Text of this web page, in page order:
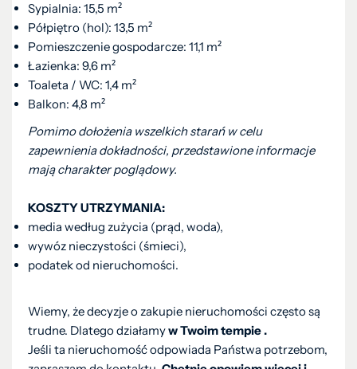
Sypialnia: 15,5 m²
Półpiętro (hol): 13,5 m²
Pomieszczenie gospodarcze: 11,1 m²
Łazienka: 9,6 m²
Toaleta / WC: 1,4 m²
Balkon: 4,8 m²
Pomimo dołożenia wszelkich starań w celu
zapewnienia dokładności, przedstawione informacje
mają charakter poglądowy.
KOSZTY UTRZYMANIA:
media według zużycia (prąd, woda),
wywóz nieczystości (śmieci),
podatek od nieruchomości.
Wiemy, że decyzje o zakupie nieruchomości często są
trudne. Dlatego działamyw Twoim tempie .
Jeśli ta nieruchomość odpowiada Państwa potrzebom,